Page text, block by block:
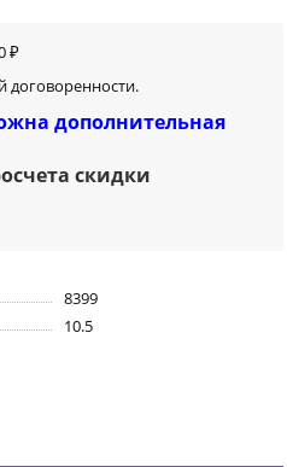
₽
договоренности.
дополнительная
скидки
8399
10.5